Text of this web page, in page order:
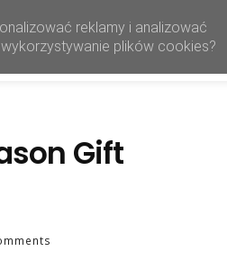
HOME SHOP
Gift
reklamy i analizować
plików cookies?